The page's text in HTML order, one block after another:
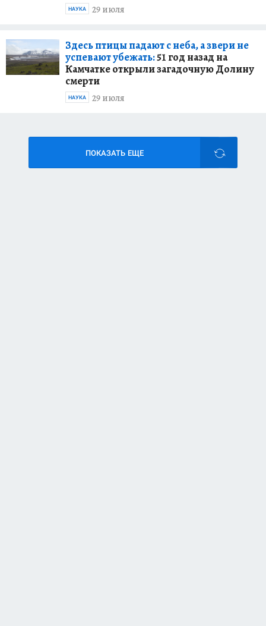
29 июля
НАУКА
Здесь птицы падают с неба, а звери не
успевают убежать:51 год назад на
Камчатке открыли загадочную Долину
смерти
29 июля
НАУКА
ПОКАЗАТЬ ЕЩЕ